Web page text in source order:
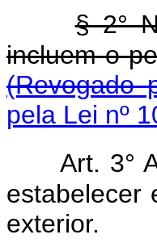
§ 2°
incluem o
(Revogado
pela Lei nº
Art. 3°
estabelecer
exterior.